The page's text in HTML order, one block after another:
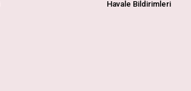
Havale Bildirimleri